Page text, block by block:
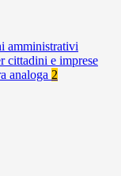
amministrativi
cittadini e imprese
analoga 2